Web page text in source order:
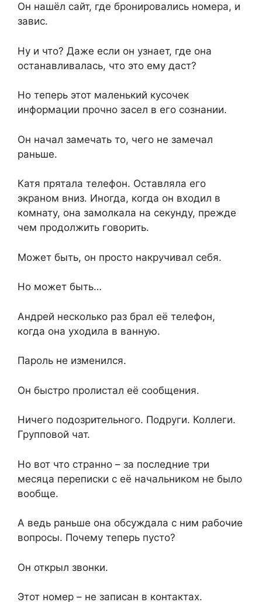
Он нашёл сайт, где бронировались номера, и
завис.
Ну и что? Даже если он узнает, где она
останавливалась, что это ему даст?
Но теперь этот маленький кусочек
информации прочно засел в его сознании.
Он начал замечать то, чего не замечал
раньше.
Катя прятала телефон. Оставляла его
экраном вниз. Иногда, когда он входил в
комнату, она замолкала на секунду, прежде
чем продолжить говорить.
Может быть, он просто накручивал себя.
Но может быть…
Андрей несколько раз брал её телефон,
когда она уходила в ванную.
Пароль не изменился.
Он быстро пролистал её сообщения.
Ничего подозрительного. Подруги. Коллеги.
Групповой чат.
Но вот что странно – за последние три
месяца переписки с её начальником не было
вообще.
А ведь раньше она обсуждала с ним рабочие
вопросы. Почему теперь пусто?
Он открыл звонки.
Этот номер – не записан в контактах.